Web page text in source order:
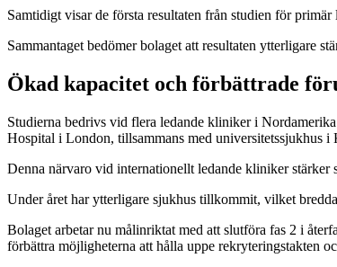
Samtidigt visar de första resultaten från studien för
Sammantaget bedömer bolaget att resultaten ytterligare
Ökad kapacitet och förbättrade
Studierna bedrivs vid flera ledande kliniker i
Hospital i London, tillsammans med universitetssjukhus i
Denna närvaro vid internationellt ledande kliniker stärker
Under året har ytterligare sjukhus tillkommit, vilket
Bolaget arbetar nu målinriktat med att slutföra fas 2 i
förbättra möjligheterna att hålla uppe rekryteringstakten